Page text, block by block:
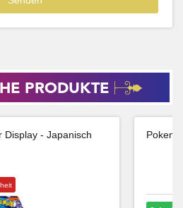
PRODUKTE
Display - Japanisch